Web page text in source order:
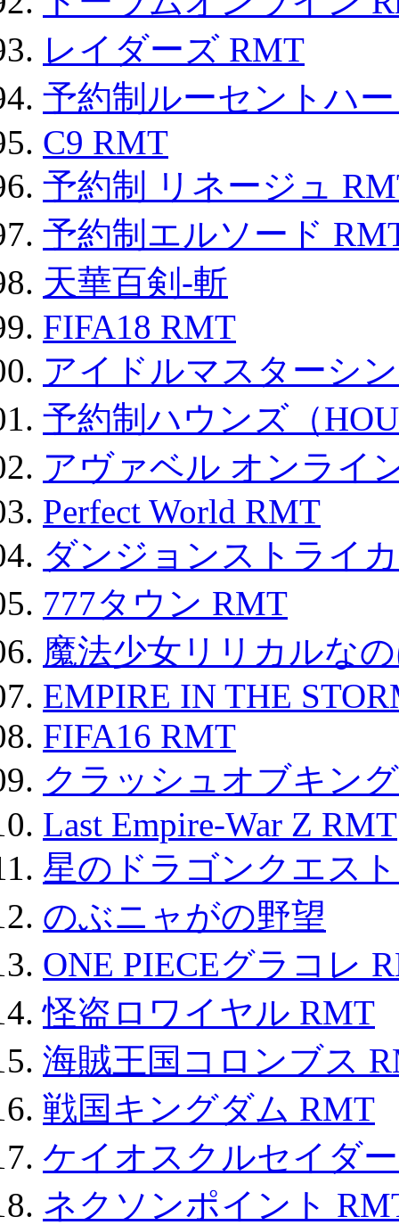
レイダーズ RMT
予約制ルーセントハ
C9 RMT
予約制 リネージュ
予約制エルソード
天華百剣-斬
FIFA18 RMT
アイドルマスターシ
予約制ハウンズ（
アヴァベル オンライ
Perfect World RMT
ダンジョンストライ
777タウン RMT
魔法少女リリカルな
EMPIRE IN THE
FIFA16 RMT
クラッシュオブキン
Last Empire-War Z RMT
星のドラゴンクエス
のぶニャがの野望
ONE PIECEグラコレ
怪盗ロワイヤル RMT
海賊王国コロンブス
戦国キングダム RMT
ケイオスクルセイダ
ネクソンポイント